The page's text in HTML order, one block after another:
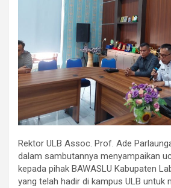
Rektor ULB Assoc. Prof. Ade
dalam sambutannya menyampaikan
kepada pihak BAWASLU Kabupaten
yang telah hadir di kampus ULB untuk